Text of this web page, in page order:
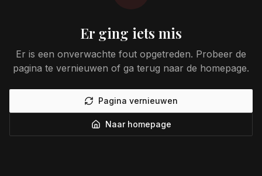
Er ging iets mis
Er is een onverwachte fout opgetreden. Probeer de
pagina te vernieuwen of ga terug naar de homepage.
Pagina vernieuwen
Naar homepage